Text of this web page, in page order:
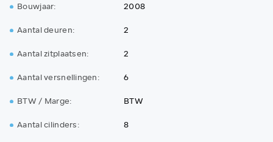
Bouwjaar:
2008
Aantal deuren:
2
Aantal zitplaatsen:
2
Aantal versnellingen:
6
BTW / Marge:
BTW
Aantal cilinders:
8